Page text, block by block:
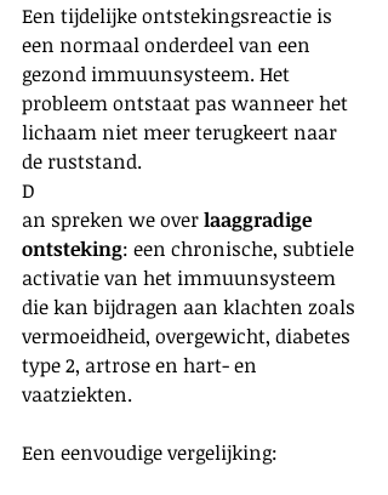
Een tijdelijke ontstekingsreactie is
een normaal onderdeel van een
gezond immuunsysteem. Het
probleem ontstaat pas wanneer het
lichaam niet meer terugkeert naar
de ruststand.
D
an spreken we over laaggradige
ontsteking: een chronische, subtiele
activatie van het immuunsysteem
die kan bijdragen aan klachten zoals
vermoeidheid, overgewicht, diabetes
type 2, artrose en hart- en
vaatziekten.
Een eenvoudige vergelijking: